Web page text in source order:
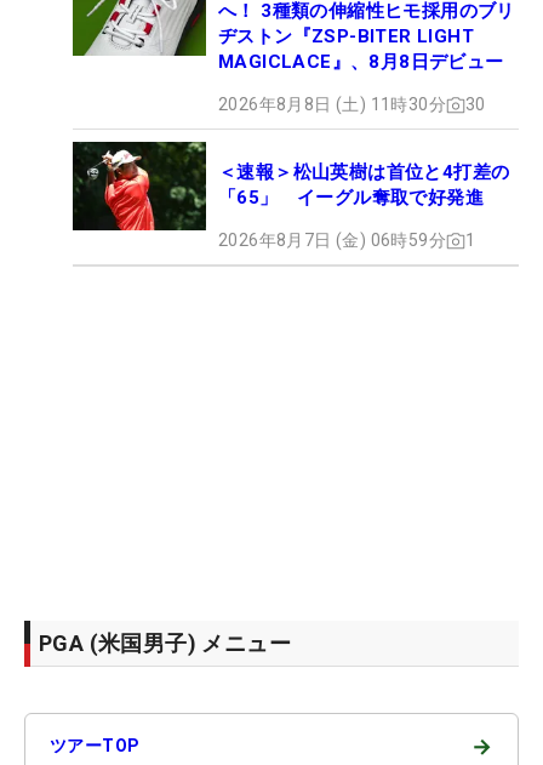
へ！ 3種類の伸縮性ヒモ採用のブリ
ヂストン『ZSP-BITER LIGHT
MAGICLACE』、8月8日デビュー
2026年8月8日 (土) 11時30分 30
＜速報＞松山英樹は首位と4打差の
「65」 イーグル奪取で好発進
2026年8月7日 (金) 06時59分 1
PGA (米国男子) メニュー
ツアーTOP →